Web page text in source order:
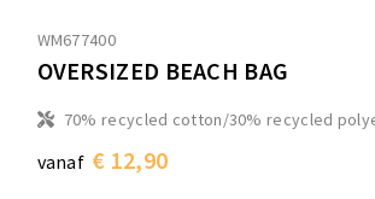
WM677400
OVERSIZED BEACH BAG
70% recycled cotton/30% recycled
vanaf € 12,90